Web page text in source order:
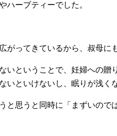
ハーブティーでした。
がってきているから、叔母に
いということで、妊婦への贈
いといけないし、眠りが浅く
と思うと同時に「まずいので